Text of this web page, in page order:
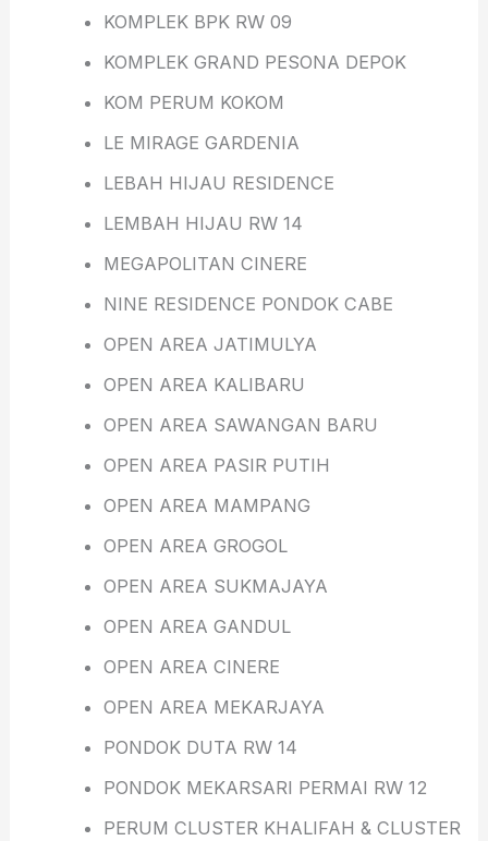
KOMPLEK BPK RW 09
KOMPLEK GRAND PESONA DEPOK
KOM PERUM KOKOM
LE MIRAGE GARDENIA
LEBAH HIJAU RESIDENCE
LEMBAH HIJAU RW 14
MEGAPOLITAN CINERE
NINE RESIDENCE PONDOK CABE
OPEN AREA JATIMULYA
OPEN AREA KALIBARU
OPEN AREA SAWANGAN BARU
OPEN AREA PASIR PUTIH
OPEN AREA MAMPANG
OPEN AREA GROGOL
OPEN AREA SUKMAJAYA
OPEN AREA GANDUL
OPEN AREA CINERE
OPEN AREA MEKARJAYA
PONDOK DUTA RW 14
PONDOK MEKARSARI PERMAI RW 12
PERUM CLUSTER KHALIFAH & CLUSTER